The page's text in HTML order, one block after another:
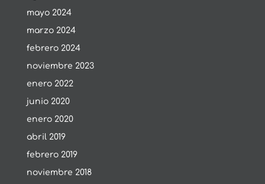
mayo 2024
marzo 2024
febrero 2024
noviembre 2023
enero 2022
junio 2020
enero 2020
abril 2019
febrero 2019
noviembre 2018